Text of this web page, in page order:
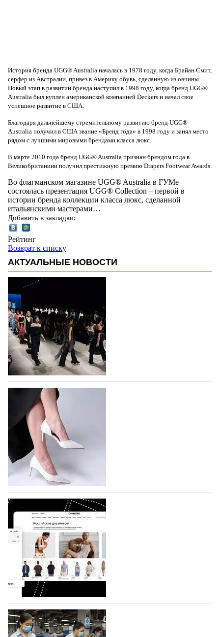
История бренда UGG® Australia началась в 1978 году, когда Брайан Смит,
серфер из Австралии, привез в Америку обувь, сделанную из овчины.
Новый этап в развитии бренда наступил в 1998 году, когда бренд UGG®
Australia был куплен американской компанией Deckers и начал свое
успешное развитие в США.
Благодаря дальнейшему стремительному развитию бренд UGG®
Australia получил в США звание «Бренд года» в 1998 году и занял место
рядом с лучшими мировыми брендами класса люкс.
В марте 2010 года бренд UGG® Australia признан брендом года в
Великобританиии получил престижную премию Drapers Footwear Awards.
Во флагманском магазине UGG® Australia в ГУМе
состоялась презентация UGG® Collection – первой в
истории бренда коллекции класса люкс, сделанной
итальянскими мастерами…
Добавить в закладки:
Рейтинг
Возврат к списку
АКТУАЛЬНЫЕ НОВОСТИ
На участие в Московской неделе моды
подано 1047 заявок
На участие в седьмой Московской неделе моды,
которая пройдет в российской столице с 26 сентября
по 1 октября, уже подано 1047 заявок. Примерно
половину из них (494) прислали дизайнеры,
коллекции которых не были представлены в…
07.08.2026 537
BALLINA представит свои новинки на Euro
Shoes
Компания BALLINA Guangzhou Lihuang Footwear
Co., Ltd., основанная в 2011 году и расположенная в
Гуанчжоу, столице моды Китая, является
профессиональной обувной компанией,
объединяющей разработку, производство и…
07.08.2026 393
На платформе Lamoda - новый раздел и
условия продвижения локальных